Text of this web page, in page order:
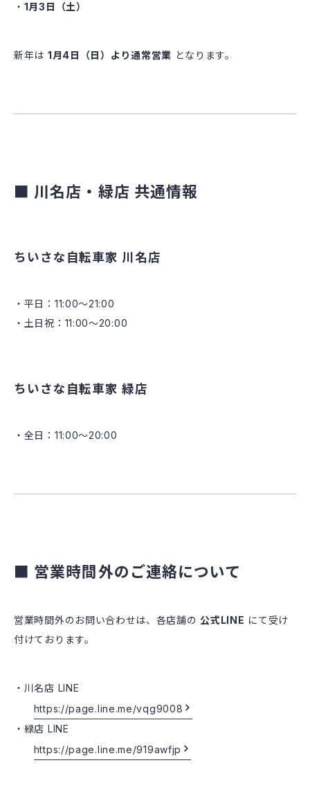
1月3日（土）
新年は 1月4日（日）より通常営業 となります。
■ 川名店・緑店 共通情報
ちいさな自転車家 川名店
平日：11:00～21:00
土日祝：11:00～20:00
ちいさな自転車家 緑店
全日：11:00～20:00
■ 営業時間外のご連絡について
営業時間外のお問い合わせは、各店舗の公式LINE にて受け
付けております。
川名店 LINE
https://page.line.me/vqg9008
緑店 LINE
https://page.line.me/919awfjp